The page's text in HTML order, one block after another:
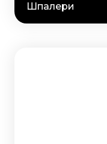
Шпалери